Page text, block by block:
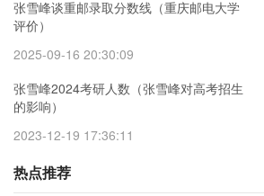
张雪峰谈重邮录取分数线（重庆邮电大学
评价）
2025-09-16 20:30:09
张雪峰2024考研人数（张雪峰对高考招生
的影响）
2023-12-19 17:36:11
热点推荐